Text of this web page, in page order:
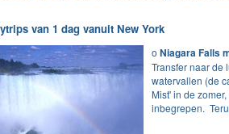
van 1 dag vanuit New York
o Niagara Falls
Transfer naar de
watervallen (de
Mist' in de
inbegrepen.